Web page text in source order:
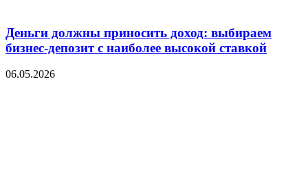
Деньги должны приносить доход: выбираем
бизнес-депозит с наиболее высокой ставкой
06.05.2026